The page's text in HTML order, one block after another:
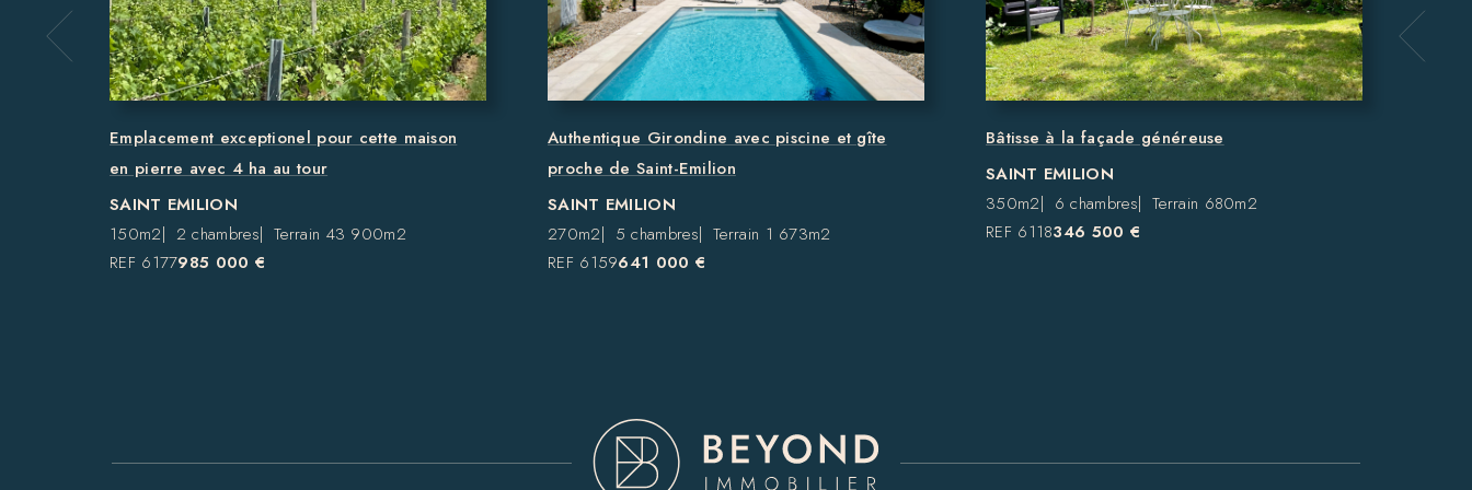
Emplacement exceptionel pour cette maison
en pierre avec 4 ha au tour
SAINT EMILION
150m2
2 chambres
Terrain 43 900m2
REF 6177985 000 €
Authentique Girondine avec piscine et gîte
proche de Saint-Emilion
SAINT EMILION
270m2
5 chambres
Terrain 1 673m2
REF 6159641 000 €
Bâtisse à la façade généreuse
SAINT EMILION
350m2
6 chambres
Terrain 680m2
REF 6118346 500 €